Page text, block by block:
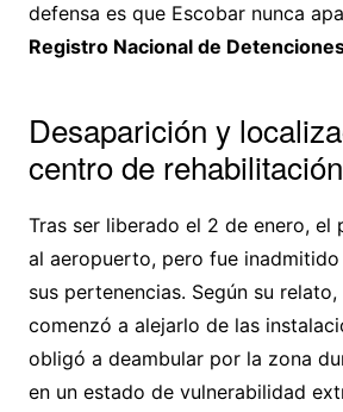
defensa es que Escobar nunca
Registro Nacional de
Desaparición y
centro de rehabilitación
Tras ser liberado el 2 de enero, el
al aeropuerto, pero fue
sus pertenencias. Según su
comenzó a alejarlo de las
obligó a deambular por la zona
en un estado de vulnerabilidad